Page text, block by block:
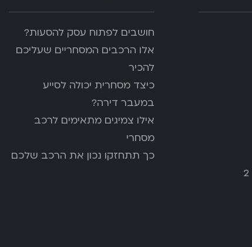
חושבים לפתוח עסק להסעות?
אלו הרכבים המסחריים שעליכם
להכיר
כיצד מסחרית יכולה לסייע
במעבר דירה?
אילו צמיגים מתאימים לרכב
מסחרי
כך תתחזקו נכון את הרכב שלכם